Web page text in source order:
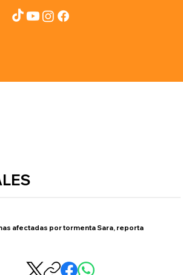
afectadas por tormenta Sara, reporta